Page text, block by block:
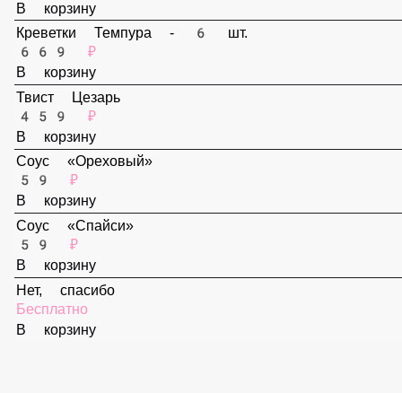
Стрипсы куринные
339 ₽
В корзину
Креветки Темпура - 6 шт.
669 ₽
В корзину
Твист Цезарь
459 ₽
В корзину
Соус «Ореховый»
59 ₽
В корзину
Соус «Спайси»
59 ₽